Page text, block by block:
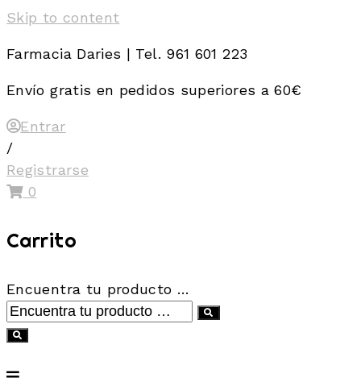
Skip to content
Farmacia Daries | Tel. 961 601 223
Envío gratis en pedidos superiores a 60€
Entrar
/
Registrarse
0
Carrito
Encuentra tu producto …